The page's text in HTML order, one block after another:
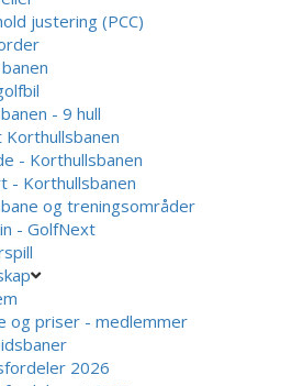
justering (PCC)
- 9 hull
Korthullsbanen
- Korthullsbanen
- Korthullsbanen
og treningsområder
- GolfNext
og priser - medlemmer
2026